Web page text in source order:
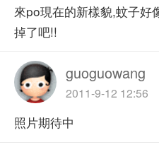
來po現在的新樣貌,蚊子好
掉了吧!!
guoguowang
2011-9-12 12:56
照片期待中